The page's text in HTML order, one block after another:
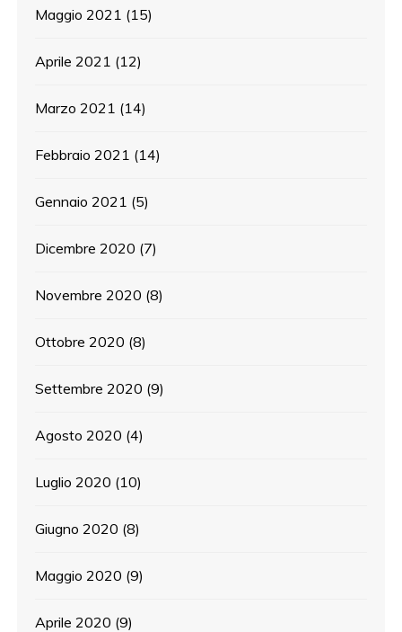
Maggio 2021 (15)
Aprile 2021 (12)
Marzo 2021 (14)
Febbraio 2021 (14)
Gennaio 2021 (5)
Dicembre 2020 (7)
Novembre 2020 (8)
Ottobre 2020 (8)
Settembre 2020 (9)
Agosto 2020 (4)
Luglio 2020 (10)
Giugno 2020 (8)
Maggio 2020 (9)
Aprile 2020 (9)